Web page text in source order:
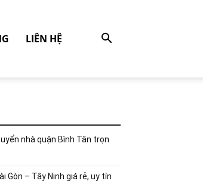
LIÊN HỆ
nhà quận Bình Tân trọn
Gòn – Tây Ninh giá rẻ, uy tín